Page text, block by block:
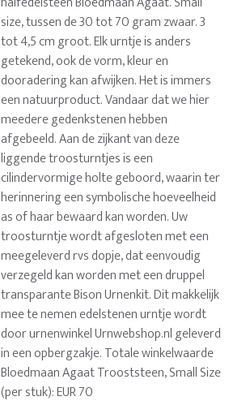
size, tussen de 30 tot 70 gram zwaar. 3
tot 4,5 cm groot. Elk urntje is anders
getekend, ook de vorm, kleur en
dooradering kan afwijken. Het is immers
een natuurproduct. Vandaar dat we hier
meedere gedenkstenen hebben
afgebeeld. Aan de zijkant van deze
liggende troosturntjes is een
cilindervormige holte geboord, waarin ter
herinnering een symbolische hoeveelheid
as of haar bewaard kan worden. Uw
troosturntje wordt afgesloten met een
meegeleverd rvs dopje, dat eenvoudig
verzegeld kan worden met een druppel
transparante Bison Urnenkit. Dit makkelijk
mee te nemen edelstenen urntje wordt
door urnenwinkel Urnwebshop.nl geleverd
in een opbergzakje. Totale winkelwaarde
Bloedmaan Agaat Trooststeen, Small Size
(per stuk): EUR 70